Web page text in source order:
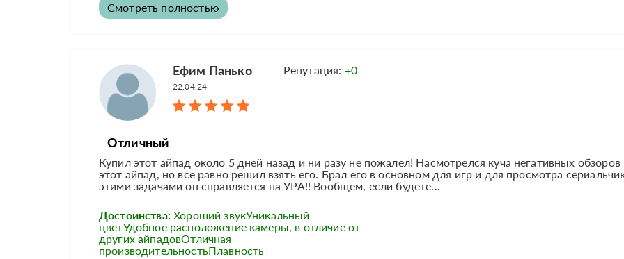
Смотреть полностью
Ефим Панько Репутация: +0
22.04.24
Отличный
Купил этот айпад около 5 дней назад и ни разу не пожалел! Насмотрелся куча негативных обзоров
этот айпад, но все равно решил взять его. Брал его в основном для игр и для просмотра
этими задачами он справляется на УРА!! Вообщем, если будете...
Достоинства: Хороший звукУникальный
цветУдобное расположение камеры, в отличие от
других айпадовОтличная
производительностьПлавность